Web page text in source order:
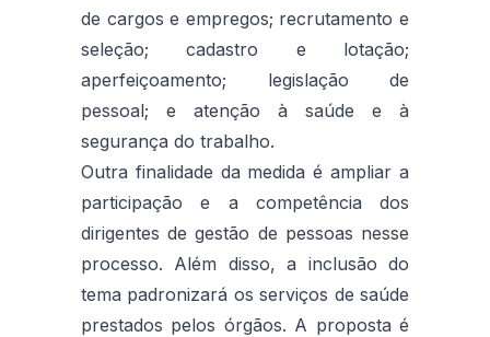
de cargos e empregos; recrutamento e
seleção; cadastro e lotação;
aperfeiçoamento; legislação de
pessoal; e atenção à saúde e à
segurança do trabalho.
Outra finalidade da medida é ampliar a
participação e a competência dos
dirigentes de gestão de pessoas nesse
processo. Além disso, a inclusão do
tema padronizará os serviços de saúde
prestados pelos órgãos. A proposta é